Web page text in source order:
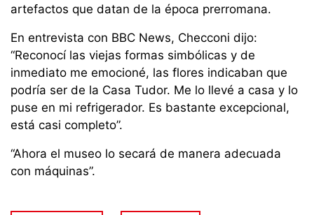
artefactos que datan de la época prerromana.
En entrevista con BBC News, Checconi dijo:
“Reconocí las viejas formas simbólicas y de
inmediato me emocioné, las flores indicaban que
podría ser de la Casa Tudor. Me lo llevé a casa y lo
puse en mi refrigerador. Es bastante excepcional,
está casi completo”.
“Ahora el museo lo secará de manera adecuada
con máquinas”.